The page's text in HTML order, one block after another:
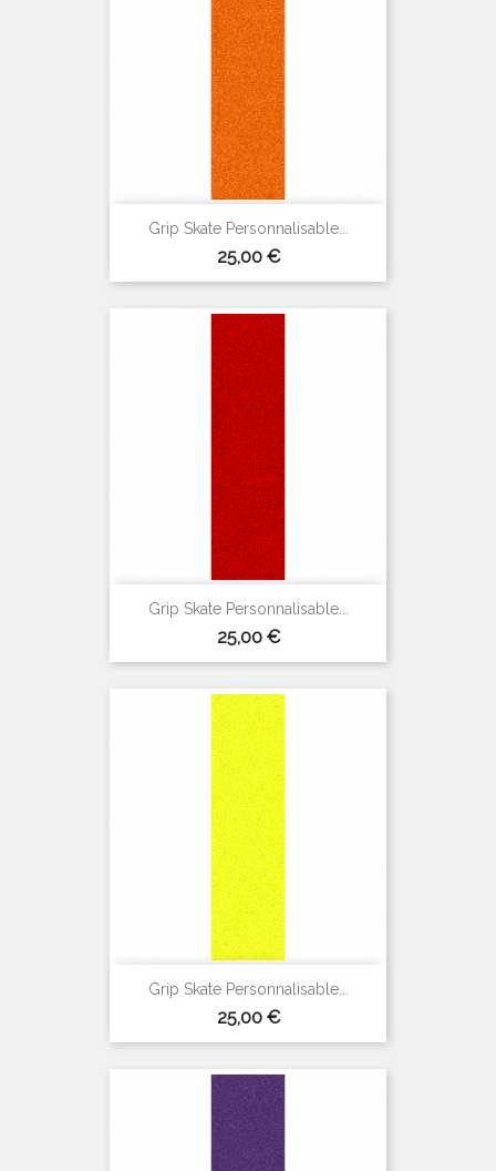
Grip Skate Personnalisable...
Prix
25,00 €
Grip Skate Personnalisable...
Prix
25,00 €
Grip Skate Personnalisable...
Prix
25,00 €